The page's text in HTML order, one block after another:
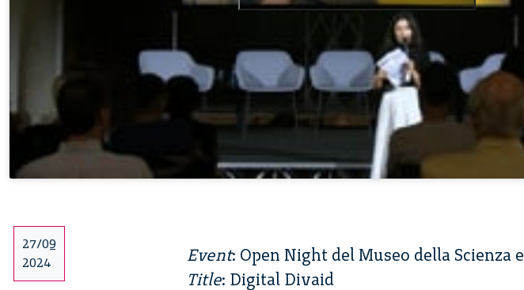
27/09
2024
Event: Open Night del Museo della Scienza
Title: Digital Divaid